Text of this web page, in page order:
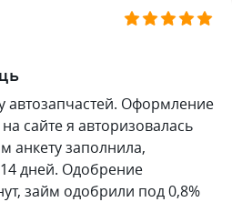
автозапчастей. Оформление
сайте я авторизовалась
анкету заполнила,
дней. Одобрение
займ одобрили под 0,8%